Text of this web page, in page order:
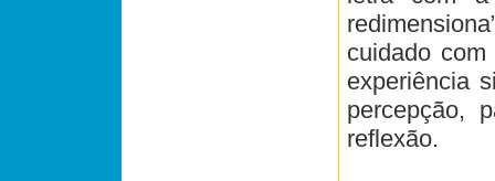
cuidado
experiência
percepção,
reflexão.